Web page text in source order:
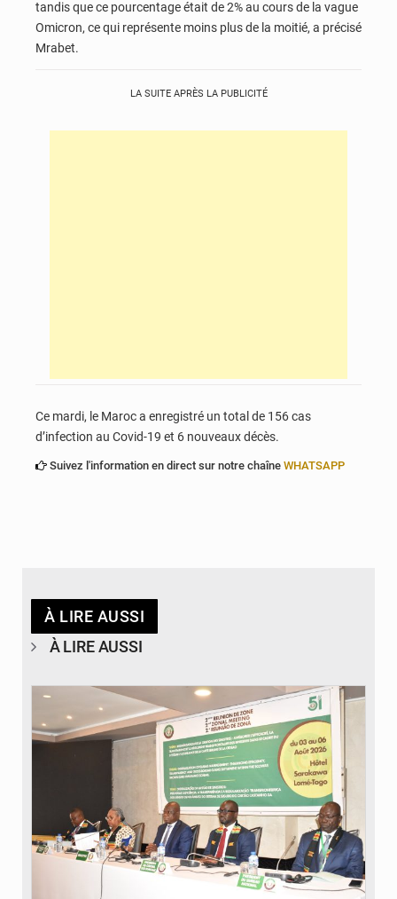
tandis que ce pourcentage était de 2% au cours de la vague
Omicron, ce qui représente moins plus de la moitié, a précisé
Mrabet.
LA SUITE APRÈS LA PUBLICITÉ
Ce mardi, le Maroc a enregistré un total de 156 cas
d’infection au Covid-19 et 6 nouveaux décès.
Suivez l'information en direct sur notre chaîne WHATSAPP
À LIRE AUSSI
À LIRE AUSSI